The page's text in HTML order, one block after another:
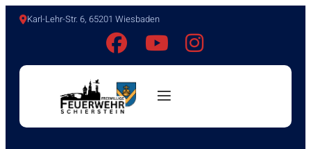
Karl-Lehr-Str. 6, 65201 Wiesbaden